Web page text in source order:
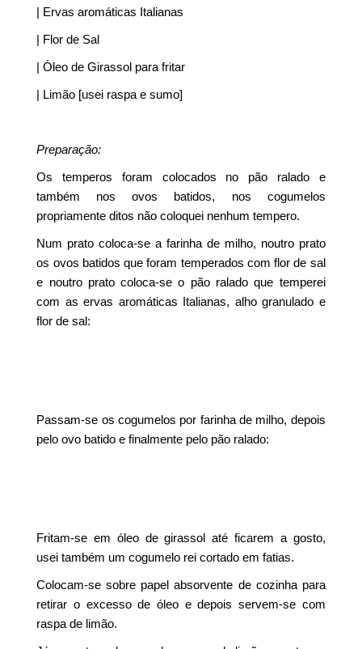
| Ervas aromáticas Italianas
| Flor de Sal
| Óleo de Girassol para fritar
| Limão [usei raspa e sumo]
Preparação:
Os temperos foram colocados no pão ralado e
também nos ovos batidos, nos cogumelos
propriamente ditos não coloquei nenhum tempero.
Num prato coloca-se a farinha de milho, noutro prato
os ovos batidos que foram temperados com flor de sal
e noutro prato coloca-se o pão ralado que temperei
com as ervas aromáticas Italianas, alho granulado e
flor de sal:
Passam-se os cogumelos por farinha de milho, depois
pelo ovo batido e finalmente pelo pão ralado:
Fritam-se em óleo de girassol até ficarem a gosto,
usei também um cogumelo rei cortado em fatias.
Colocam-se sobre papel absorvente de cozinha para
retirar o excesso de óleo e depois servem-se com
raspa de limão.